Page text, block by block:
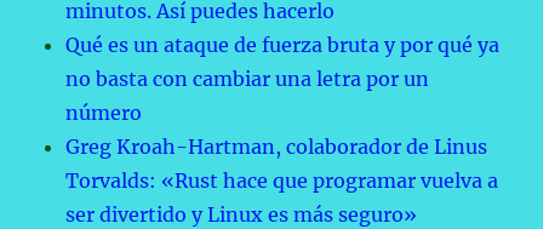
minutos. Así puedes hacerlo
Qué es un ataque de fuerza bruta y por qué ya
no basta con cambiar una letra por un
número
Greg Kroah-Hartman, colaborador de Linus
Torvalds: «Rust hace que programar vuelva a
ser divertido y Linux es más seguro»